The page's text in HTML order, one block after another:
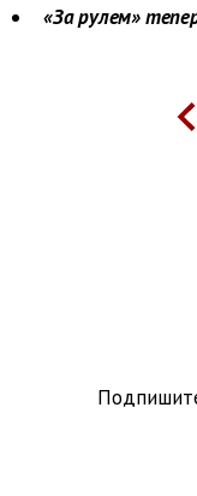
«За рулем»